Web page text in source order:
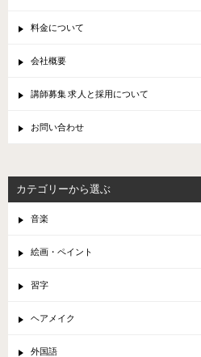
料金について
会社概要
講師募集 求人と採用について
お問い合わせ
カテゴリーから選ぶ
音楽
絵画・ペイント
習字
ヘアメイク
外国語